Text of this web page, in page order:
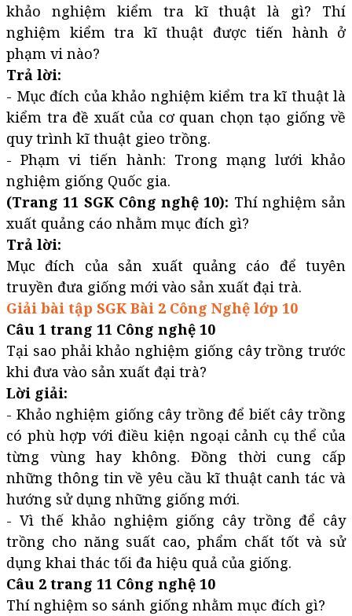
khảo nghiệm kiểm tra kĩ thuật là gì? Thí
nghiệm kiểm tra kĩ thuật được tiến hành ở
phạm vi nào?
Trả lời:
- Mục đích của khảo nghiệm kiểm tra kĩ thuật là
kiểm tra đề xuất của cơ quan chọn tạo giống về
quy trình kĩ thuật gieo trồng.
- Phạm vi tiến hành: Trong mạng lưới khảo
nghiệm giống Quốc gia.
(Trang 11 SGK Công nghệ 10): Thí nghiệm sản
xuất quảng cáo nhằm mục đích gì?
Trả lời:
Mục đích của sản xuất quảng cáo để tuyên
truyền đưa giống mới vào sản xuất đại trà.
Giải bài tập SGK Bài 2 Công Nghệ lớp 10
Câu 1 trang 11 Công nghệ 10
Tại sao phải khảo nghiệm giống cây trồng trước
khi đưa vào sản xuất đại trà?
Lời giải:
- Khảo nghiệm giống cây trồng để biết cây trồng
có phù hợp với điều kiện ngoại cảnh cụ thể của
từng vùng hay không. Đồng thời cung cấp
những thông tin về yêu cầu kĩ thuật canh tác và
hướng sử dụng những giống mới.
- Vì thế khảo nghiệm giống cây trồng để cây
trồng cho năng suất cao, phẩm chất tốt và sử
dụng khai thác tối đa hiệu quả của giống.
Câu 2 trang 11 Công nghệ 10
Thí nghiệm so sánh giống nhằm mục đích gì?